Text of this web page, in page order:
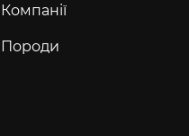
Компанії
Породи